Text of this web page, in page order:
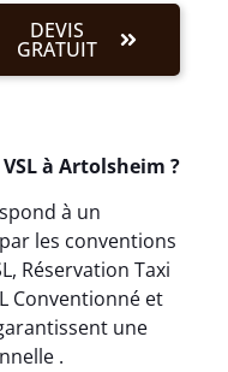
DEVIS
GRATUIT
à Artolsheim ?
à un
les conventions
Réservation Taxi
Conventionné et
une
.